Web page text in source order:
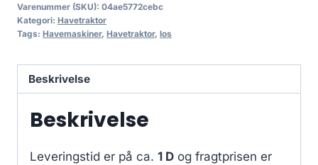
Varenummer (SKU): 04ae5772cebc
Kategori: Havetraktor
Tags: Havemaskiner, Havetraktor, los
Beskrivelse
Beskrivelse
Leveringstid er på ca. 1 D og fragtprisen er